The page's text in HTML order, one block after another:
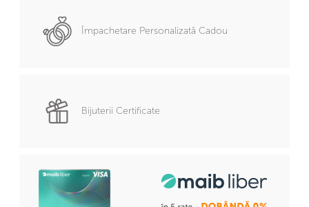
Împachetare Personalizată Cadou
Bijuterii Certificate